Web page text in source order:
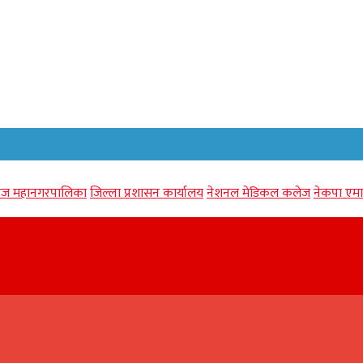
महानगरपालिकाजिल्ला प्रशासन कार्यालयनेशनल मेडिकल कलेजनेकपा